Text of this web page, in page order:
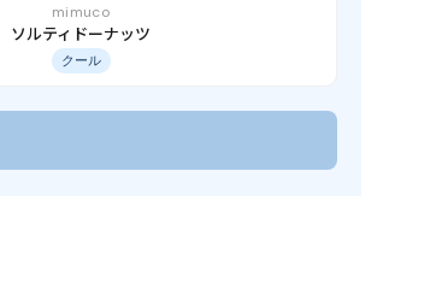
mimuco
ソルティドーナッツ
クール